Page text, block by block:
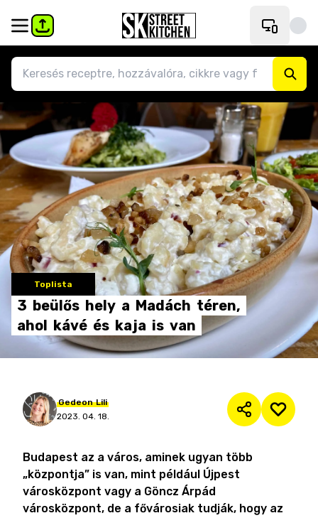
Toplista
3 beülős hely a Madách téren,
ahol kávé és kaja is van
Gedeon Lili
2023. 04. 18.
Budapest az a város, aminek ugyan több
„központja” is van, mint például Újpest
városközpont vagy a Göncz Árpád
városközpont, de a fővárosiak tudják, hogy az